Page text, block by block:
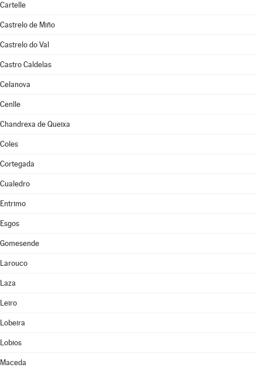
Cartelle
Castrelo de Miño
Castrelo do Val
Castro Caldelas
Celanova
Cenlle
Chandrexa de Queixa
Coles
Cortegada
Cualedro
Entrimo
Esgos
Gomesende
Larouco
Laza
Leiro
Lobeira
Lobios
Maceda